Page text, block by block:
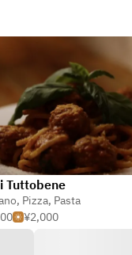
Tuttobene
, Pizza, Pasta
¥2,000